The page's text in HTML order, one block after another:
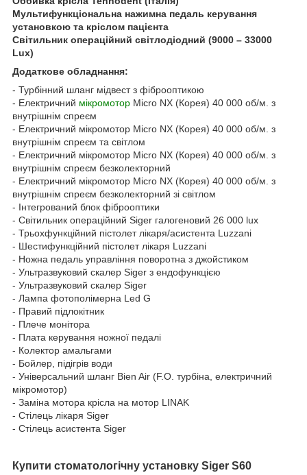
Мультифункціональна нажимна педаль керування
установкою та кріслом пацієнта
Світильник операційний світлодіодний (9000 – 33000
Lux)
Додаткове обладнання:
- Турбінний шланг мідвест з фіброоптикою
- Електричний мікромотор Micro NX (Корея) 40 000 об/м. з
внутрішнім спреєм
- Електричний мікромотор Micro NX (Корея) 40 000 об/м. з
внутрішнім спреєм та світлом
- Електричний мікромотор Micro NX (Корея) 40 000 об/м. з
внутрішнім спреєм безколекторний
- Електричний мікромотор Micro NX (Корея) 40 000 об/м. з
внутрішнім спреєм безколекторний зі світлом
- Інтегрований блок фіброоптики
- Світильник операційний Siger галогеновий 26 000 lux
- Трьохфункційний пістолет лікаря/асистента Luzzani
- Шестифункційний пістолет лікаря Luzzani
- Ножна педаль управління поворотна з джойстиком
- Ультразвуковий скалер Siger з ендофункцією
- Ультразвуковий скалер Siger
- Лампа фотополімерна Led G
- Правий підлокітник
- Плече монітора
- Плата керування ножної педалі
- Колектор амальгами
- Бойлер, підігрів води
- Універсальний шланг Bien Air (F.O. турбіна, електричний
мікромотор)
- Заміна мотора крісла на мотор LINAK
- Стілець лікаря Siger
- Стілець асистента Siger
Купити стоматологічну установку Siger S60